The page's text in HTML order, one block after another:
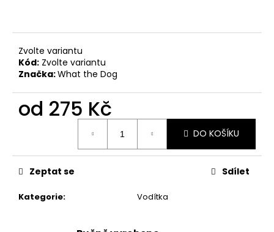
Zvolte variantu
Kód: Zvolte variantu
Značka:What the Dog
od 275 Kč
DO KOŠÍKU
Kategorie: Vodítka
Zeptat se Sdílet
e
SVATEBNÍ
VODÍTKO
BÍLÉ
550